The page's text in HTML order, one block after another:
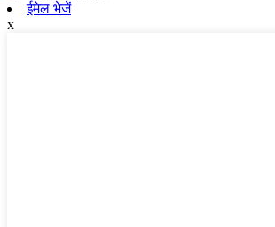
ईमेल भेजें
x